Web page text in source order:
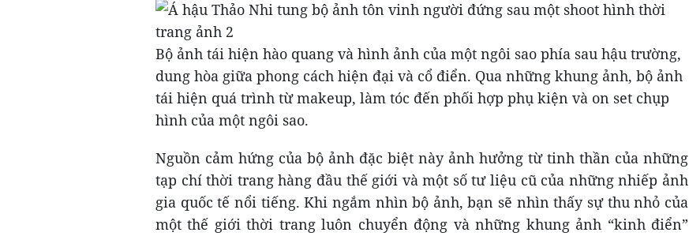
Bộ ảnh tái hiện hào quang và hình ảnh của một ngôi sao phía sau hậu trường,
dung hòa giữa phong cách hiện đại và cổ điển. Qua những khung ảnh, bộ ảnh
tái hiện quá trình từ makeup, làm tóc đến phối hợp phụ kiện và on set chụp
hình của một ngôi sao.
Nguồn cảm hứng của bộ ảnh đặc biệt này ảnh hưởng từ tinh thần của những
tạp chí thời trang hàng đầu thế giới và một số tư liệu cũ của những nhiếp ảnh
gia quốc tế nổi tiếng. Khi ngắm nhìn bộ ảnh, bạn sẽ nhìn thấy sự thu nhỏ của
một thế giới thời trang luôn chuyển động và những khung ảnh “kinh điển”